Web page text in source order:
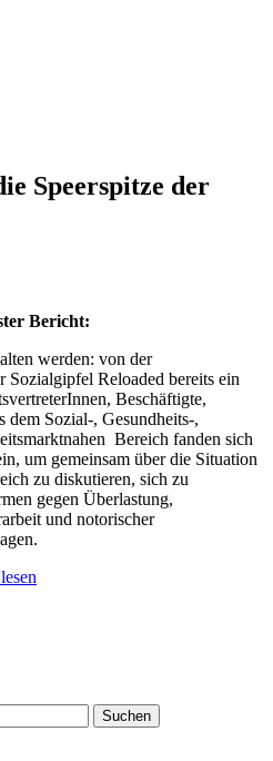
Speerspitze der
Bericht:
werden: von der
Sozialgipfel Reloaded bereits ein
Beschäftigte,
dem Sozial-, Gesundheits-,
Bereich fanden sich
um gemeinsam über die Situation
zu diskutieren, sich zu
gegen Überlastung,
und notorischer